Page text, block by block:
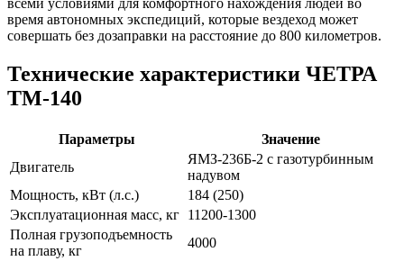
время автономных экспедиций, которые вездеход может
совершать без дозаправки на расстояние до 800 километров.
Технические характеристики ЧЕТРА
ТМ-140
Параметры
Значение
Двигатель
ЯМЗ-236Б-2 с газотурбинным
надувом
Мощность, кВт (л.с.)
184 (250)
Эксплуатационная масс, кг 11200-1300
Полная грузоподъемность
на плаву, кг
4000